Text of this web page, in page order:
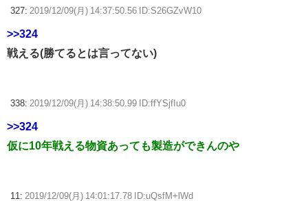
327: 2019/12/09(月) 14:37:50.56 ID:S26GZvW10
>>324
戦える(勝てるとは言ってない)
338: 2019/12/09(月) 14:38:50.99 ID:ffYSjfIu0
>>324
仮に10年戦える物資あっても製造ができんのや
11: 2019/12/09(月) 14:01:17.78 ID:uQsfM+lWd